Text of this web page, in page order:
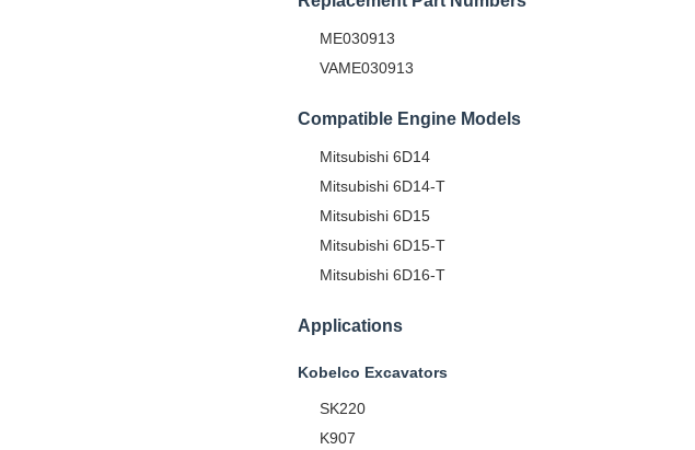
ME030913
VAME030913
Compatible Engine Models
Mitsubishi 6D14
Mitsubishi 6D14-T
Mitsubishi 6D15
Mitsubishi 6D15-T
Mitsubishi 6D16-T
Applications
Kobelco Excavators
SK220
K907